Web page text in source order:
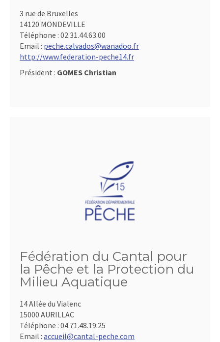
3 rue de Bruxelles
14120 MONDEVILLE
Téléphone : 02.31.44.63.00
Email : peche.calvados@wanadoo.fr
http://www.federation-peche14.fr
Président : GOMES Christian
Fédération du Cantal pour
la Pêche et la Protection du
Milieu Aquatique
14 Allée du Vialenc
15000 AURILLAC
Téléphone : 04.71.48.19.25
Email : accueil@cantal-peche.com